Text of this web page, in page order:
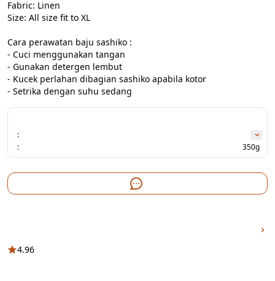
Fabric: Linen
Size: All size fit to XL
Cara perawatan baju sashiko :
- Cuci menggunakan tangan
- ⁠Gunakan detergen lembut
- Kucek perlahan dibagian sashiko apabila kotor
- ⁠Setrika dengan suhu sedang
:
:
350g
4.96